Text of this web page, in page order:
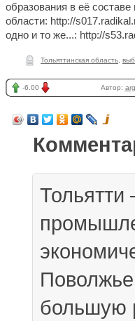
образования в её
области: http://
одно и то же...: http://
Тольяттинская область
-6.00 Автор:
большую